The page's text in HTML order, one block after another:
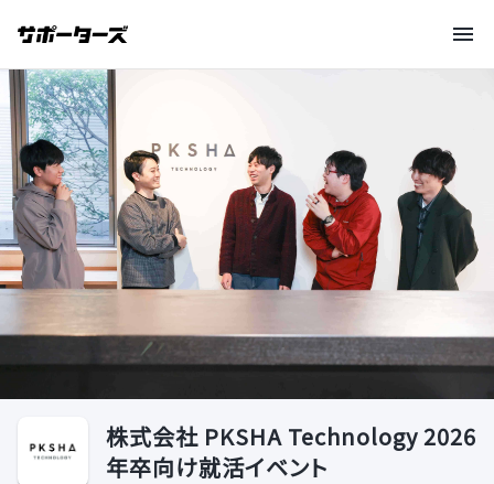
株式会社 PKSHA Technology 2026
年卒向け就活イベント